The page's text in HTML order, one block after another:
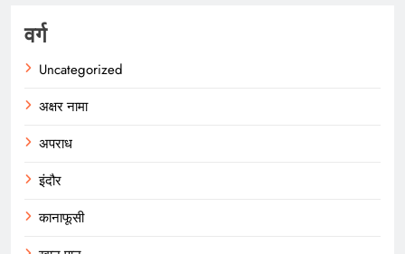
वर्ग
Uncategorized
अक्षर नामा
अपराध
इंदौर
कानाफूसी